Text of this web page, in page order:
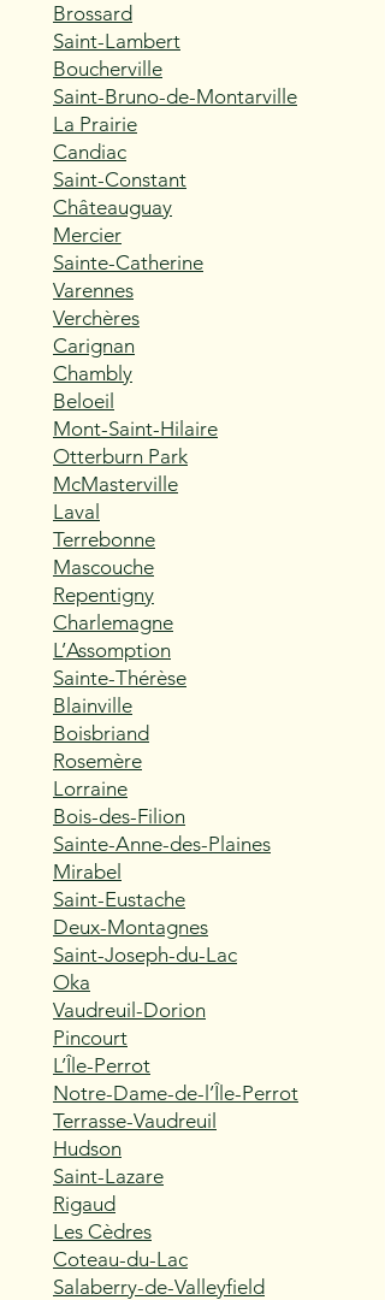
Brossard
Saint-Lambert
Boucherville
Saint-Bruno-de-Montarville
La Prairie
Candiac
Saint-Constant
Châteauguay
Mercier
Sainte-Catherine
Varennes
Verchères
Carignan
Chambly
Beloeil
Mont-Saint-Hilaire
Otterburn Park
McMasterville
Laval
Terrebonne
Mascouche
Repentigny
Charlemagne
L’Assomption
Sainte-Thérèse
Blainville
Boisbriand
Rosemère
Lorraine
Bois-des-Filion
Sainte-Anne-des-Plaines
Mirabel
Saint-Eustache
Deux-Montagnes
Saint-Joseph-du-Lac
Oka
Vaudreuil-Dorion
Pincourt
L’Île-Perrot
Notre-Dame-de-l’Île-Perrot
Terrasse-Vaudreuil
Hudson
Saint-Lazare
Rigaud
Les Cèdres
Coteau-du-Lac
Salaberry-de-Valleyfield